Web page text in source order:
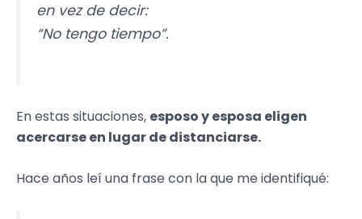
en vez de decir:
“No tengo tiempo”.
En estas situaciones, esposo y esposa eligen
acercarse en lugar de distanciarse.
Hace años leí una frase con la que me identifiqué: